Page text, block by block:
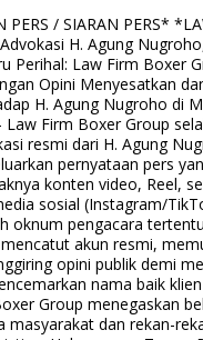
PERS / SIARAN PERS*
H. Agung
Perihal: Law Firm Boxer
Opini Menyesatkan
H. Agung Nugroho di
Law Firm Boxer Group
resmi dari H. Agung
pernyataan pers
konten video, Reel,
sosial (Instagram/
oknum pengacara
akun resmi,
opini publik demi
nama baik
Group menegaskan
masyarakat dan rekan-